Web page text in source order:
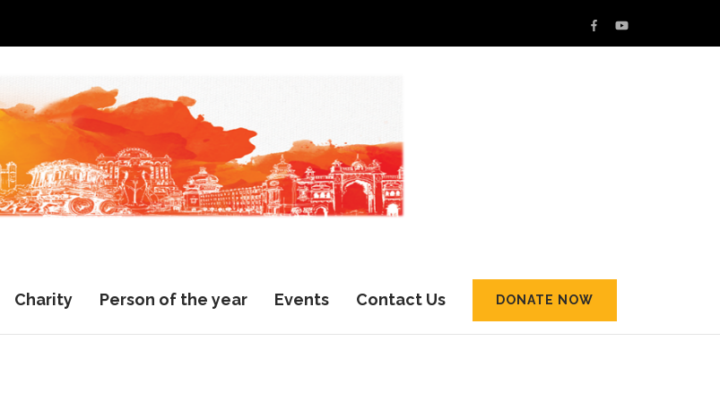
Charity Person of the year Events Contact Us DONATE NOW